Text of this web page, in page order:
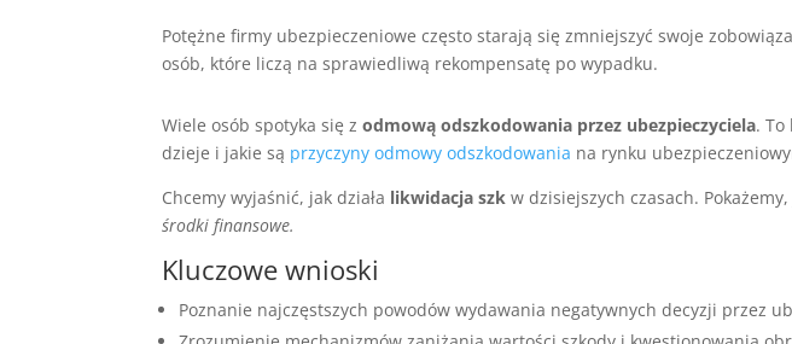
Potężne firmy ubezpieczeniowe często starają się zmniejszyć swoje
osób, które liczą na sprawiedliwą rekompensatę po wypadku.
Wiele osób spotyka się zodmową odszkodowania przez ubezpieczyciela.
dzieje i jakie są przyczyny odmowy odszkodowania na rynku
Chcemy wyjaśnić, jak działa likwidacja szk w dzisiejszych czasach.
środki finansowe.
Kluczowe wnioski
Poznanie najczęstszych powodów wydawania negatywnych decyzji przez